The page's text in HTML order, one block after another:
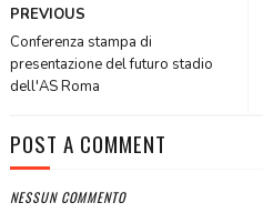
PREVIOUS
Conferenza stampa di
presentazione del futuro stadio
dell'AS Roma
POST A COMMENT
NESSUN COMMENTO